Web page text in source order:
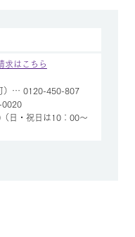
求はこちら
）… 0120-450-807
日・祝日は10：00～